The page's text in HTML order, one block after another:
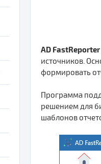
AD
источников.
формировать
Программа
решением для
шаблонов